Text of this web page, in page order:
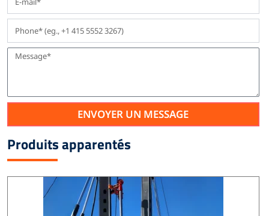
ENVOYER UN MESSAGE
Produits apparentés